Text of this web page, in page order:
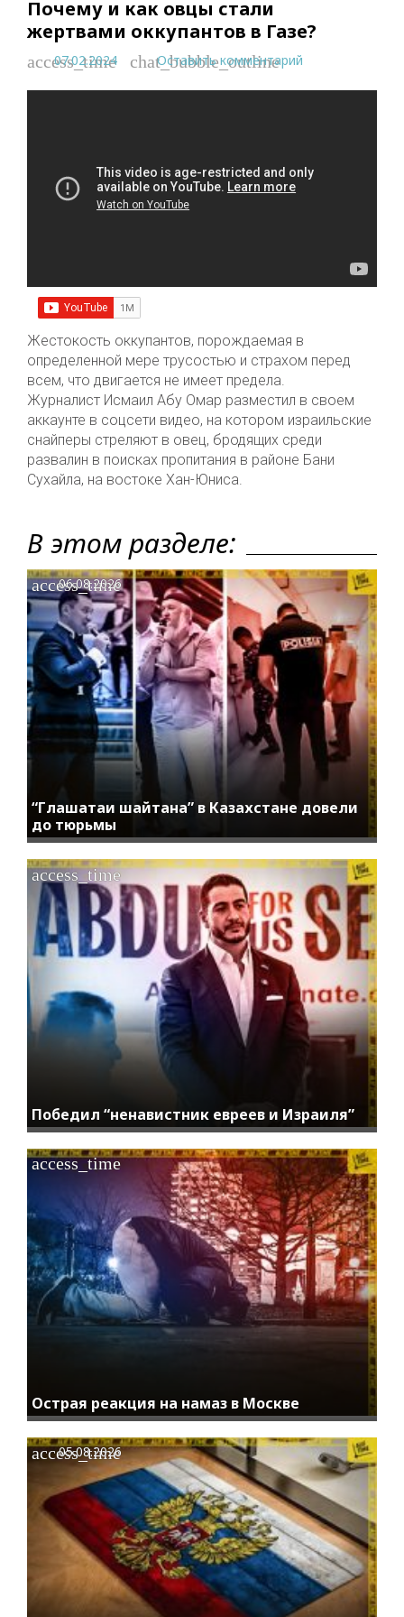
Почему и как овцы стали
жертвами оккупантов в Газе?
access_time
07.02.2024 chat_bubble_outline
Оставить комментарий
Жестокость оккупантов, порождаемая в
определенной мере трусостью и страхом перед
всем, что двигается не имеет предела.
Журналист Исмаил Абу Омар разместил в своем
аккаунте в соцсети видео, на котором израильские
снайперы стреляют в овец, бродящих среди
развалин в поисках пропитания в районе Бани
Сухайла, на востоке Хан-Юниса.
В этом разделе:
“Глашатаи шайтана” в Казахстане довели
до тюрьмы
access_time
06.08.2026
Победил “ненавистник евреев и Израиля”
access_time
Острая реакция на намаз в Москве
access_time
access_time
05.08.2026